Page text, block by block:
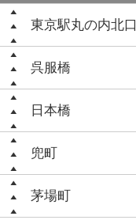
東京駅丸の内北口
呉服橋
日本橋
兜町
茅場町